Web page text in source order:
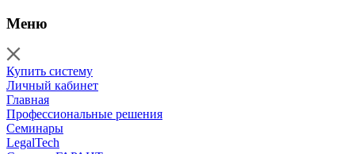
Меню
Купить систему
Личный кабинет
Главная
Профессиональные решения
Семинары
LegalTech